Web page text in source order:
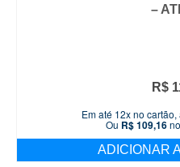
–
R$
Em até 12x no
Ou R$109,16
ADICIONAR